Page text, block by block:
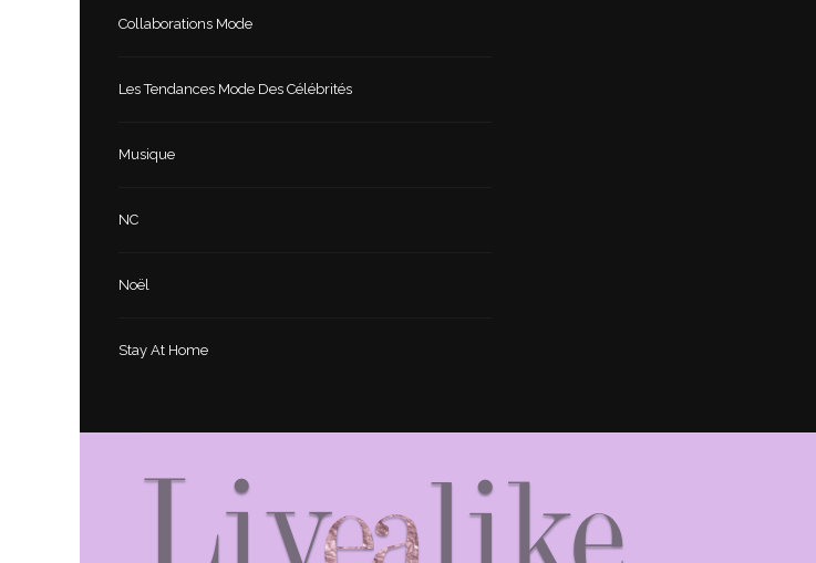
Collaborations Mode
Les Tendances Mode Des Célébrités
Musique
NC
Noël
Stay At Home